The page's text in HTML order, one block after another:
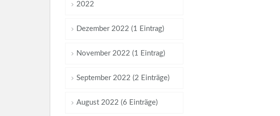
2022
Dezember 2022 (1 Eintrag)
November 2022 (1 Eintrag)
September 2022 (2 Einträge)
August 2022 (6 Einträge)